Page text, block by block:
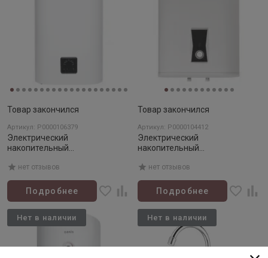
Товар закончился
Артикул: Р0000106379
Электрический
накопительный
нет отзывов
Подробнее
Товар закончился
Артикул: Р0000104412
Электрический
накопительный
нет отзывов
Подробнее
Нет в наличии Нет в наличии